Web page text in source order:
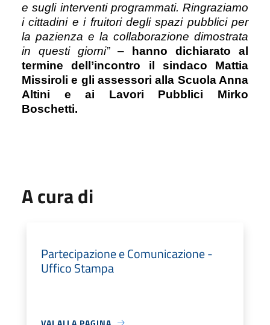
e sugli interventi programmati. Ringraziamo
i cittadini e i fruitori degli spazi pubblici per
la pazienza e la collaborazione dimostrata
in questi giorni” – hanno dichiarato al
termine dell’incontro il sindaco Mattia
Missiroli e gli assessori alla Scuola Anna
Altini e ai Lavori Pubblici Mirko
Boschetti.
A cura di
Partecipazione e Comunicazione -
Uffico Stampa